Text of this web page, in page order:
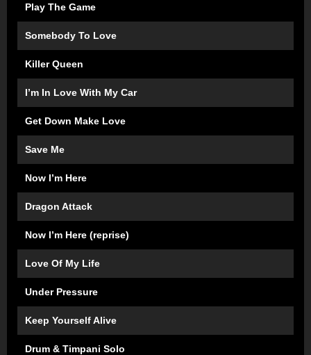
Play The Game
Somebody To Love
Killer Queen
I’m In Love With My Car
Get Down Make Love
Save Me
Now I’m Here
Dragon Attack
Now I’m Here (reprise)
Love Of My Life
Under Pressure
Keep Yourself Alive
Drum & Timpani Solo